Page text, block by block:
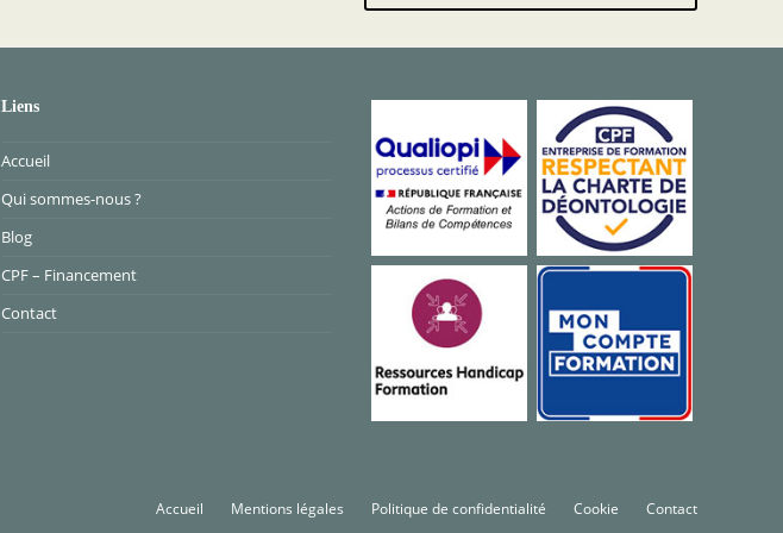
Liens
Accueil
Qui sommes-nous ?
Blog
CPF – Financement
Contact
Accueil Mentions légales Politique de confidentialité Cookie Contact